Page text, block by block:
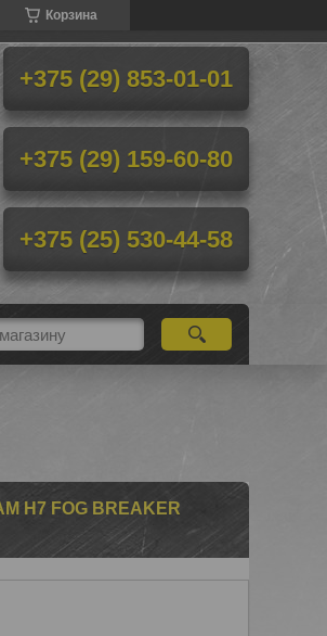
Корзина
+375 (29) 853-01-01
+375 (29) 159-60-80
+375 (25) 530-44-58
FOG BREAKER